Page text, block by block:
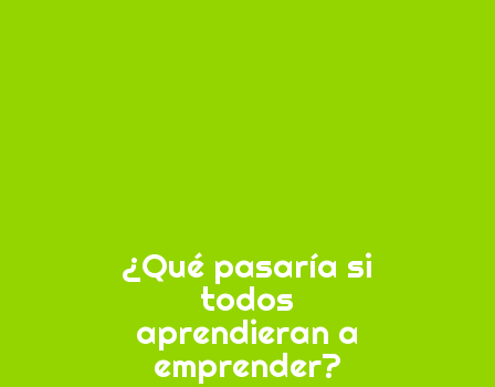
¿Qué pasaría si
todos
aprendieran a
emprender?